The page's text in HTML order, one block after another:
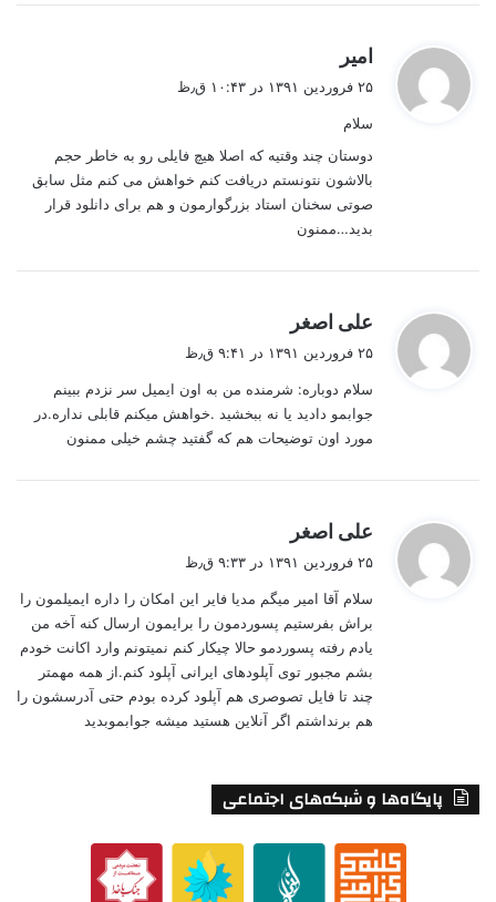
امیر
ت
۲۵ فروردین ۱۳۹۱ در ۱۰:۴۳ ق٫ظ
سلام
دوستان چند وقتیه که اصلا هیچ فایلی رو به خاطر حجم
بالاشون نتونستم دریافت کنم خواهش می کنم مثل سابق
صوتی سخنان استاد بزرگوارمون و هم برای دانلود قرار
بدید…ممنون
علی اصغر
:
۲۵ فروردین ۱۳۹۱ در ۹:۴۱ ق٫ظ
سلام دوباره: شرمنده من به اون ایمیل سر نزدم ببینم
جوابمو دادید یا نه ببخشید .خواهش میکنم قابلی نداره.در
مورد اون توضیحات هم که گفتید چشم خیلی ممنون
علی اصغر
:
۲۵ فروردین ۱۳۹۱ در ۹:۳۳ ق٫ظ
سلام آقا امیر میگم مدیا فایر این امکان را داره ایمیلمون را
براش بفرستیم پسوردمون را برایمون ارسال کنه آخه من
یادم رفته پسوردمو حالا چیکار کنم نمیتونم وارد اکانت خودم
بشم مجبور توی آپلودهای ایرانی آپلود کنم.از همه مهمتر
چند تا فایل تصوصری هم آپلود کرده بودم حتی آدرسشون را
هم برنداشتم اگر آنلاین هستید میشه جوابموبدید
پایگاه‌ها و شبکه‌های اجتماعی